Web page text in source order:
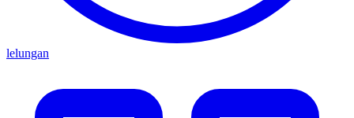
lelungan